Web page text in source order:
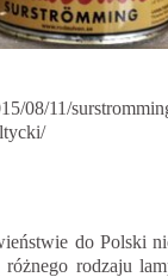
08/11/
do Polski
rodzaju